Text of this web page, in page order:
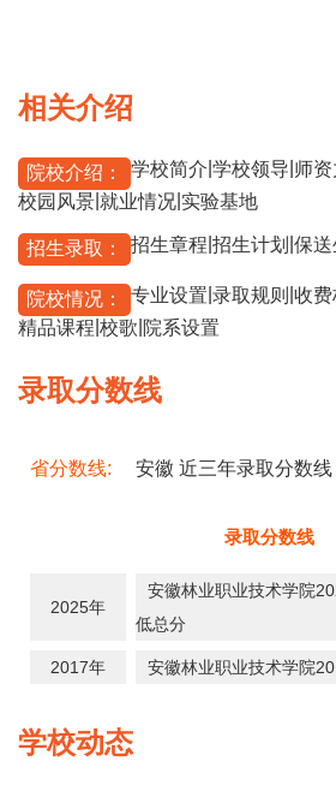
相关介绍
院校介绍： 学校简介 学校领导 师
校园风景 就业情况 实验基地
招生录取： 招生章程 招生计划 保送
院校情况： 专业设置 录取规则 收
精品课程 校歌 院系设置
录取分数线
省分数线: 安徽 近三年录取分数线
录取分数线
2025年
安徽林业职业技术学院
低总分
2017年 安徽林业职业技术学院
学校动态